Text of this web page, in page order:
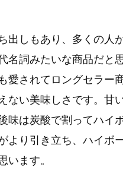
出しもあり、多くの人
名詞みたいな商品だと
愛されてロングセラー
ない美味しさです。 甘
味は炭酸で割ってハイ
より引き立ち、ハイボ
います。